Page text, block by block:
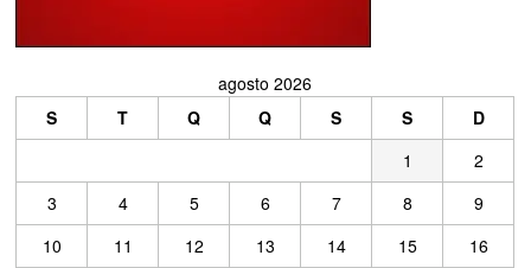
agosto 2026
S
T Q Q S S
D
1
2
3
4 5 6 7 8
9
10
11 12 13 14 15
16